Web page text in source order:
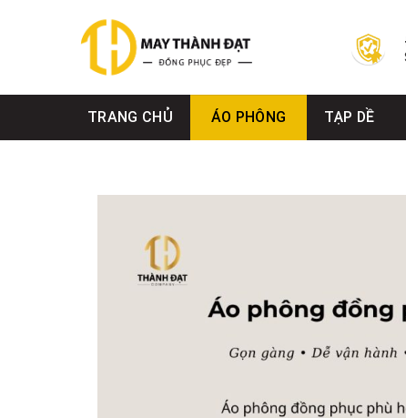
TRANG CHỦ ÁO PHÔNG TẠP DỀ